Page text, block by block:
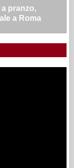
pranzo,
a Roma